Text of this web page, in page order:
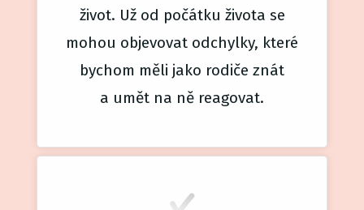
život. Už od počátku života se
mohou objevovat odchylky, které
bychom měli jako rodiče znát
a umět na ně reagovat.